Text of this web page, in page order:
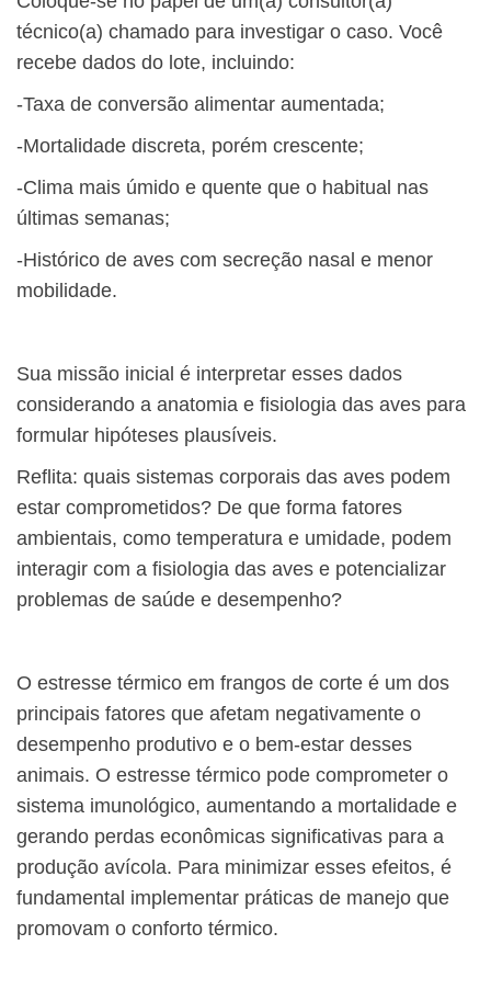
técnico(a) chamado para investigar o caso. Você
recebe dados do lote, incluindo:
-Taxa de conversão alimentar aumentada;
-Mortalidade discreta, porém crescente;
-Clima mais úmido e quente que o habitual nas
últimas semanas;
-Histórico de aves com secreção nasal e menor
mobilidade.
Sua missão inicial é interpretar esses dados
considerando a anatomia e fisiologia das aves para
formular hipóteses plausíveis.
Reflita: quais sistemas corporais das aves podem
estar comprometidos? De que forma fatores
ambientais, como temperatura e umidade, podem
interagir com a fisiologia das aves e potencializar
problemas de saúde e desempenho?
O estresse térmico em frangos de corte é um dos
principais fatores que afetam negativamente o
desempenho produtivo e o bem-estar desses
animais. O estresse térmico pode comprometer o
sistema imunológico, aumentando a mortalidade e
gerando perdas econômicas significativas para a
produção avícola. Para minimizar esses efeitos, é
fundamental implementar práticas de manejo que
promovam o conforto térmico.